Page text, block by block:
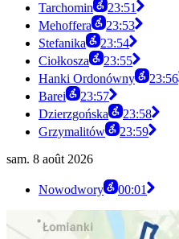
Tarchomin
23:51
Mehoffera
23:53
Stefanika
23:54
Ciołkosza
23:55
Hanki Ordonówny
23:56
Barei
23:57
Dzierzgońska
23:58
Grzymalitów
23:59
sam. 8 août 2026
Nowodwory 00:01